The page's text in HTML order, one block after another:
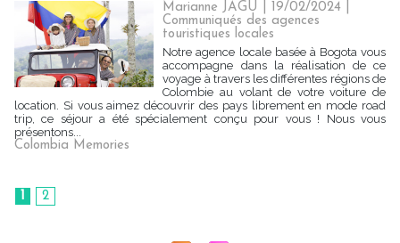
Marianne JAGU | 19/02/2024
Communiqués des agences
touristiques locales
Notre agence locale basée à Bogota vous
accompagne dans la réalisation de ce
voyage à travers les différentes régions de
Colombie au volant de votre voiture de
location. Si vous aimez découvrir des pays librement en mode road
trip, ce séjour a été spécialement conçu pour vous ! Nous vous
présentons...
Colombia Memories
1 2